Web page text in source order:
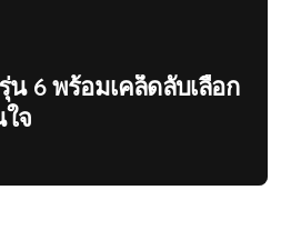
น 6 พร้อมเคล็ดลับเลือก
จ